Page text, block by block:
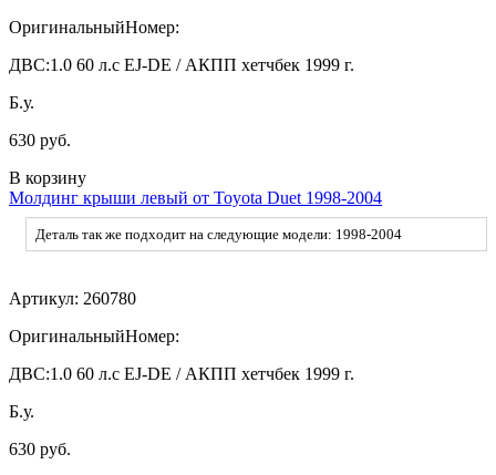
ОригинальныйНомер:
ДВС:1.0 60 л.с EJ-DE / АКПП хетчбек 1999 г.
Б.у.
630 руб.
В корзину
Молдинг крыши левый от Toyota Duet 1998-2004
Деталь так же подходит на следующие модели: 1998-2004
Артикул: 260780
ОригинальныйНомер:
ДВС:1.0 60 л.с EJ-DE / АКПП хетчбек 1999 г.
Б.у.
630 руб.